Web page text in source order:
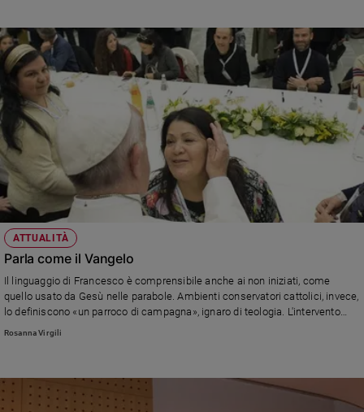
ATTUALITÀ
Parla come il Vangelo
Il linguaggio di Francesco è comprensibile anche ai non iniziati, come
quello usato da Gesù nelle parabole. Ambienti conservatori cattolici, invece,
lo definiscono «un parroco di campagna», ignaro di teologia. L'intervento
della biblista Rosanna Virgili, docente all'Università Lateranense, sul
Rosanna Virgili